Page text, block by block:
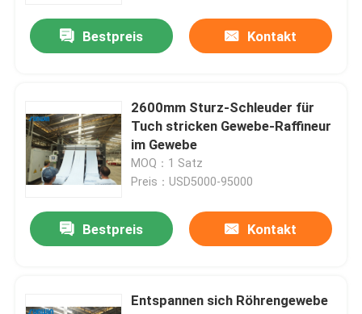
Textilfärbungsmaschine
Sturz-Schleuder
Entspannen Sie sich trockenere Maschine
Bestpreis Kontakt
2600mm Sturz-Schleuder für
Tuch stricken Gewebe-Raffineur
im Gewebe
MOQ：1 Satz
Preis：USD5000-95000
Bestpreis Kontakt
Entspannen sich Röhrengewebe